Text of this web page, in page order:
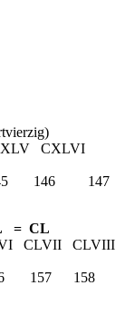
CXLVI
146 147
= CL
CLVII CLVIII
157 158